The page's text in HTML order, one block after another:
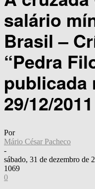
salário
Brasil –
“Pedra
publicada
29/12/2011
Por
Mário César Pacheco
-
sábado, 31 de dezembro de
1069
0